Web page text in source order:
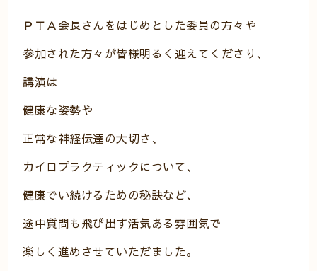
ＰＴＡ会長さんをはじめとした委員の方々や
参加された方々が皆様明るく迎えてくださり、
講演は
健康な姿勢や
正常な神経伝達の大切さ、
カイロプラクティックについて、
健康でい続けるための秘訣など、
途中質問も飛び出す活気ある雰囲気で
楽しく進めさせていただました。